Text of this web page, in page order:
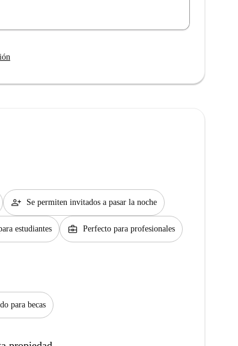
person_add Se permiten invitados a pasar la noche
estudiantes business_center Perfecto para profesionales
para becas